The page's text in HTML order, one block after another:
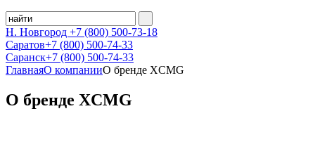
Н. Новгород +7 (800) 500-73-18
Саратов+7 (800) 500-74-33
Саранск+7 (800) 500-74-33
ГлавнаяО компанииО бренде XCMG
О бренде XCMG